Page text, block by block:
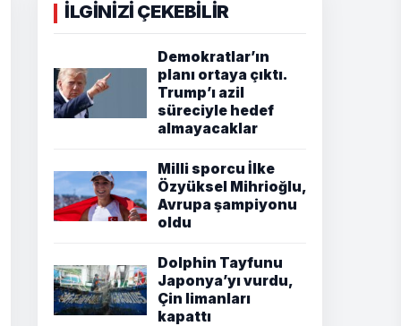
İLGİNİZİ ÇEKEBİLİR
Demokratlar’ın
planı ortaya çıktı.
Trump’ı azil
süreciyle hedef
almayacaklar
Milli sporcu İlke
Özyüksel Mihrioğlu,
Avrupa şampiyonu
oldu
Dolphin Tayfunu
Japonya’yı vurdu,
Çin limanları
kapattı